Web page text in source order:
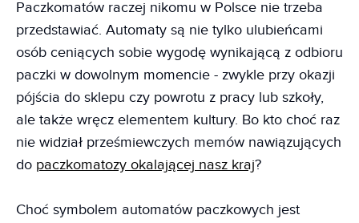
Paczkomatów raczej nikomu w Polsce nie trzeba
przedstawiać. Automaty są nie tylko ulubieńcami
osób ceniących sobie wygodę wynikającą z odbioru
paczki w dowolnym momencie - zwykle przy okazji
pójścia do sklepu czy powrotu z pracy lub szkoły,
ale także wręcz elementem kultury. Bo kto choć raz
nie widział prześmiewczych memów nawiązujących
do paczkomatozy okalającej nasz kraj?
Choć symbolem automatów paczkowych jest